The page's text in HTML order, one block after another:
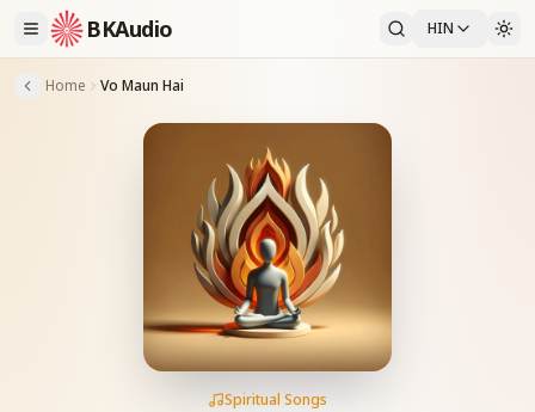
BKAudio HIN
Home Vo Maun Hai
Spiritual Songs